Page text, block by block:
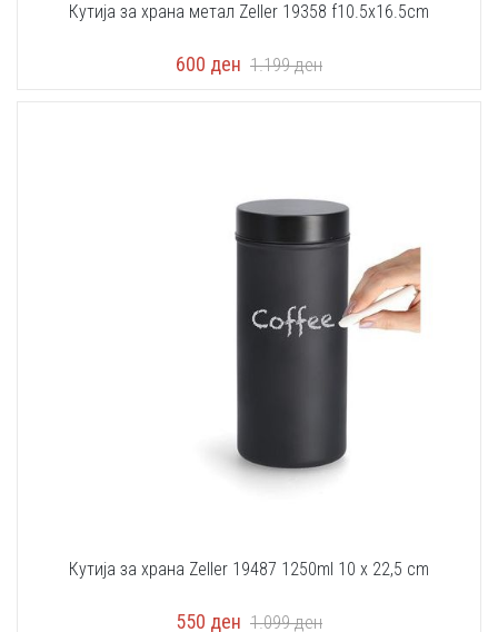
Кутија за храна метал Zeller 19358 f10.5x16.5cm
600 ден 1.199ден
Кутија за храна Zeller 19487 1250ml 10 x 22,5 cm
550 ден 1.099ден